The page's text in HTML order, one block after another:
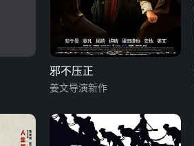
邪不压正
姜文导演新作